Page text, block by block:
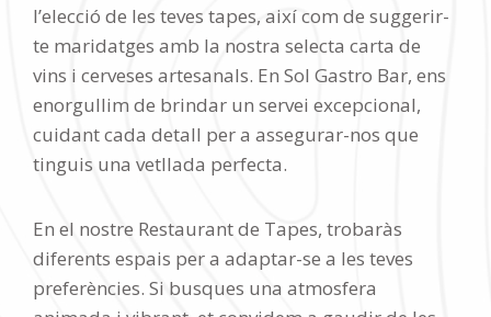
l’elecció de les teves tapes, així com de suggerir-
te maridatges amb la nostra selecta carta de
vins i cerveses artesanals. En Sol Gastro Bar, ens
enorgullim de brindar un servei excepcional,
cuidant cada detall per a assegurar-nos que
tinguis una vetllada perfecta.
En el nostre Restaurant de Tapes, trobaràs
diferents espais per a adaptar-se a les teves
preferències. Si busques una atmosfera